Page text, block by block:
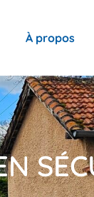
À propos